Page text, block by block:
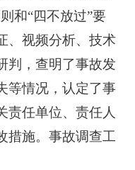
和“四不放过”要
、视频分析、技术
判，查明了事故发
等情况，认定了事
责任单位、责任人
措施。事故调查工